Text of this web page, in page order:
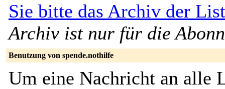
Sie bitte das Archiv der
Archiv ist nur für die
Benutzung von spende.nothilfe
Um eine Nachricht an alle